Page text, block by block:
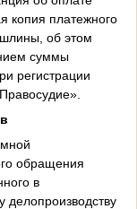
копия платежного
об этом
суммы
регистрации
обращения
в
делопроизводству